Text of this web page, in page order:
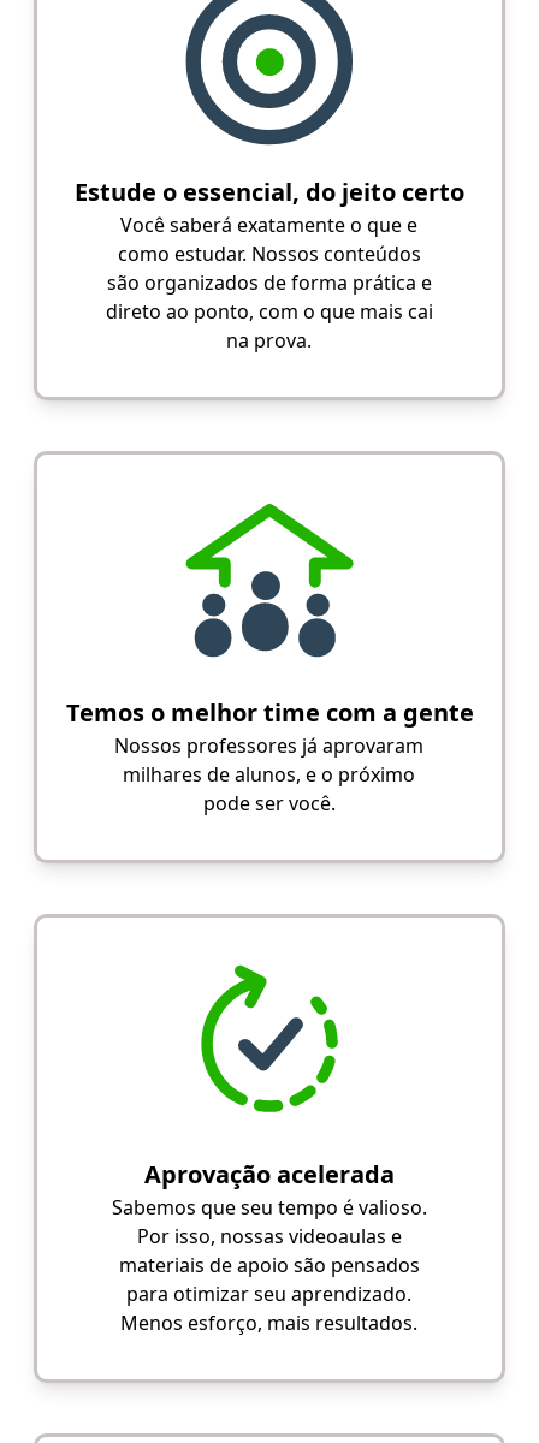
Estude o essencial, do jeito certo
Você saberá exatamente o que e
como estudar. Nossos conteúdos
são organizados de forma prática e
direto ao ponto, com o que mais cai
na prova.
Temos o melhor time com a gente
Nossos professores já aprovaram
milhares de alunos, e o próximo
pode ser você.
Aprovação acelerada
Sabemos que seu tempo é valioso.
Por isso, nossas videoaulas e
materiais de apoio são pensados
para otimizar seu aprendizado.
Menos esforço, mais resultados.